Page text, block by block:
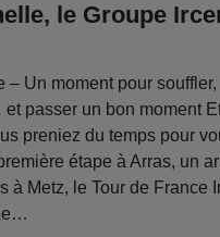
le Groupe
– Un moment pour souffler,
passer un bon moment
preniez du temps pour
étape à Arras, un
à Metz, le Tour de France